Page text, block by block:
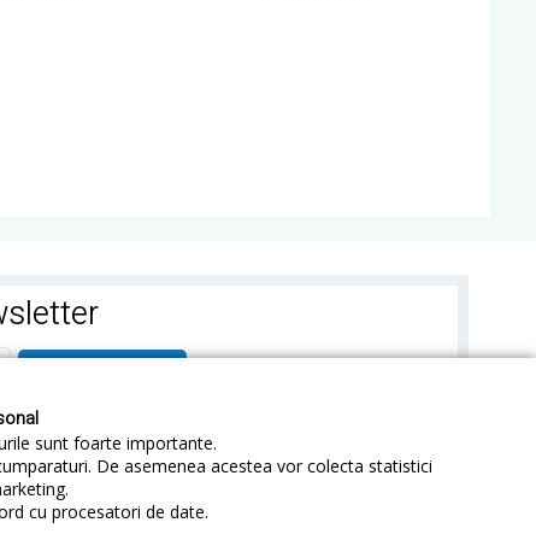
sunt foarte importante.
De asemenea acestea vor colecta statistici
cu procesatori de date.
Sitemap